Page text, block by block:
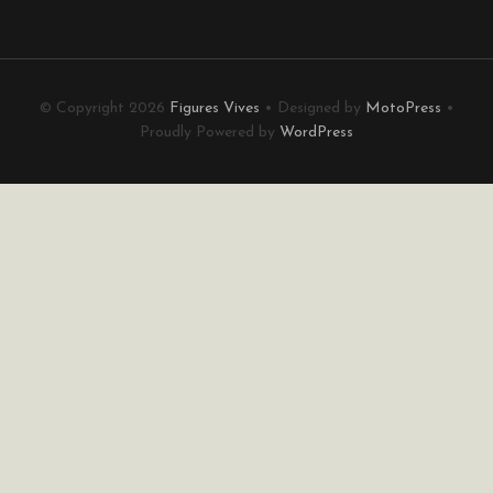
© Copyright 2026 Figures Vives • Designed by MotoPress •
Proudly Powered by WordPress